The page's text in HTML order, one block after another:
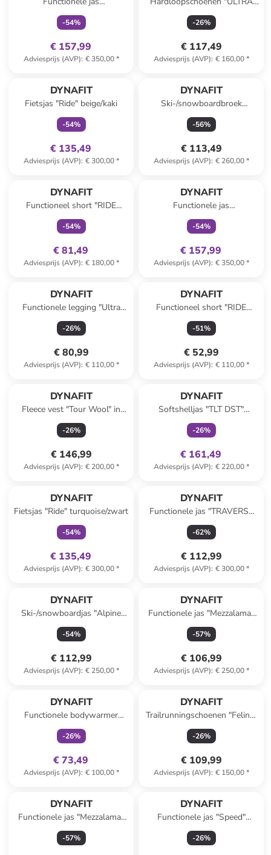
"TRANSALPER GTX"
groen/bordeaux
-54%
€ 157,99
Adviesprijs (AVP): € 350,00*
50" zwart/grijs/roze
-26%
€ 117,49
Adviesprijs (AVP): € 160,00*
DYNAFIT
Fietsjas "Ride" beige/kaki
-54%
€ 135,49
Adviesprijs (AVP): € 300,00*
DYNAFIT
Ski-/snowboardbroek
"Radical" bordeaux
-56%
€ 113,49
Adviesprijs (AVP): € 260,00*
DYNAFIT
Functioneel short "RIDE
LIGHT 2IN1" zwart
-54%
€ 81,49
Adviesprijs (AVP): € 180,00*
DYNAFIT
Functionele jas
"TRANSALPER GTX"
donkerblauw/turquoise
-54%
€ 157,99
Adviesprijs (AVP): € 350,00*
DYNAFIT
Functionele legging "Ultra
Graphic" paars
-26%
€ 80,99
Adviesprijs (AVP): € 110,00*
DYNAFIT
Functioneel short "RIDE
LIGHT" bordeaux
-51%
€ 52,99
Adviesprijs (AVP): € 110,00*
DYNAFIT
Fleece vest "Tour Wool" in
Hellrosa/antraciet
-26%
€ 146,99
Adviesprijs (AVP): € 200,00*
DYNAFIT
Softshelljas "TLT DST"
paars/zwart
-26%
€ 161,49
Adviesprijs (AVP): € 220,00*
DYNAFIT
Fietsjas "Ride" turquoise/zwart
-54%
€ 135,49
Adviesprijs (AVP): € 300,00*
DYNAFIT
Functionele jas "TRAVERSE
GTX" grijs
-62%
€ 112,99
Adviesprijs (AVP): € 300,00*
DYNAFIT
Ski-/snowboardjas "Alpine
GTX" bordeaux/Hellrosa
-54%
€ 112,99
Adviesprijs (AVP): € 250,00*
DYNAFIT
Functionele jas "Mezzalama"
lichtroze
-57%
€ 106,99
Adviesprijs (AVP): € 250,00*
DYNAFIT
Functionele bodywarmer
"VERT WIND" oranje
-26%
€ 73,49
Adviesprijs (AVP): € 100,00*
DYNAFIT
Trailrunningschoenen "Feline"
roze
-26%
€ 109,99
Adviesprijs (AVP): € 150,00*
DYNAFIT
Functionele jas "Mezzalama"
turquoise
-57%
DYNAFIT
Functionele jas "Speed"
kaki/oranje
-26%